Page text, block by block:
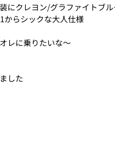
にクレヨン/グラファイトブ
からシックな大人仕様
レに乗りたいな〜
した